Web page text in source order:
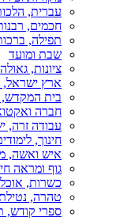
עברית,
חכמים,
תפילה,
שבת ומועד
ציונות, גאולה
ארץ ישראל,
בית
חברה
עבודה זרה,
חינוך,
איש ואשה,
גוף ומראה
כשרות,
טהרה,
ספרי קודש,